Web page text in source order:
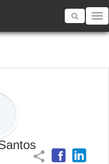
Toggle
share